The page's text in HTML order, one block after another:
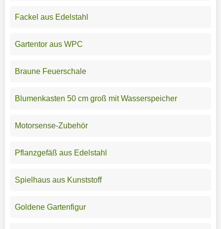
Fackel aus Edelstahl
Gartentor aus WPC
Braune Feuerschale
Blumenkasten 50 cm groß mit Wasserspeicher
Motorsense-Zubehör
Pflanzgefäß aus Edelstahl
Spielhaus aus Kunststoff
Goldene Gartenfigur